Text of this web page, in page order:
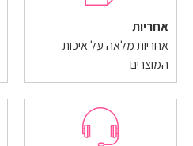
אחריות
אחריות מלאה על איכות
המוצרים